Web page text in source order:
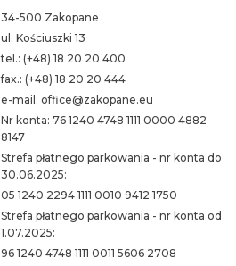
34-500 Zakopane
ul. Kościuszki 13
tel.: (+48) 18 20 20 400
fax.: (+48) 18 20 20 444
e-mail: office@zakopane.eu
Nr konta: 76 1240 4748 1111 0000 4882
8147
Strefa płatnego parkowania - nr konta do
30.06.2025:
05 1240 2294 1111 0010 9412 1750
Strefa płatnego parkowania - nr konta od
1.07.2025:
96 1240 4748 1111 0011 5606 2708